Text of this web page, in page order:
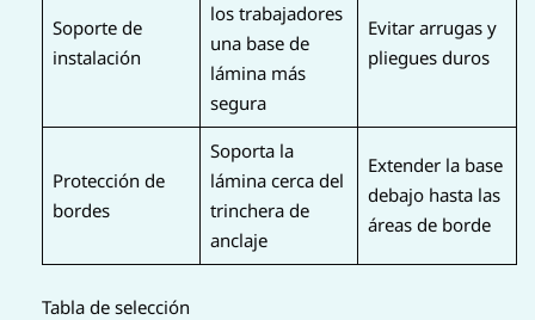
Soporte de
instalación
los trabajadores
una base de
lámina más
segura
Evitar arrugas y
pliegues duros
Protección de
bordes
Soporta la
lámina cerca del
trinchera de
anclaje
Extender la base
debajo hasta las
áreas de borde
Tabla de selección